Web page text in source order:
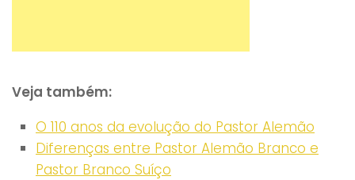
Veja também:
O 110 anos da evolução do Pastor Alemão
Diferenças entre Pastor Alemão Branco e
Pastor Branco Suíço